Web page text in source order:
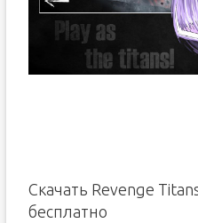
Скачать Revenge
бесплатно